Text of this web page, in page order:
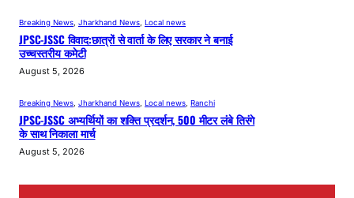
Breaking News, Jharkhand News, Local news
JPSC-JSSC विवाद:छात्रों से वार्ता के लिए सरकार ने बनाई
उच्चस्तरीय कमेटी
August 5, 2026
Breaking News Jharkhand News Local news Ranchi
JPSC-JSSC अभ्यर्थियों का शक्ति प्रदर्शन, 500 मीटर लंबे तिरंगे
के साथ निकाला मार्च
August 5, 2026